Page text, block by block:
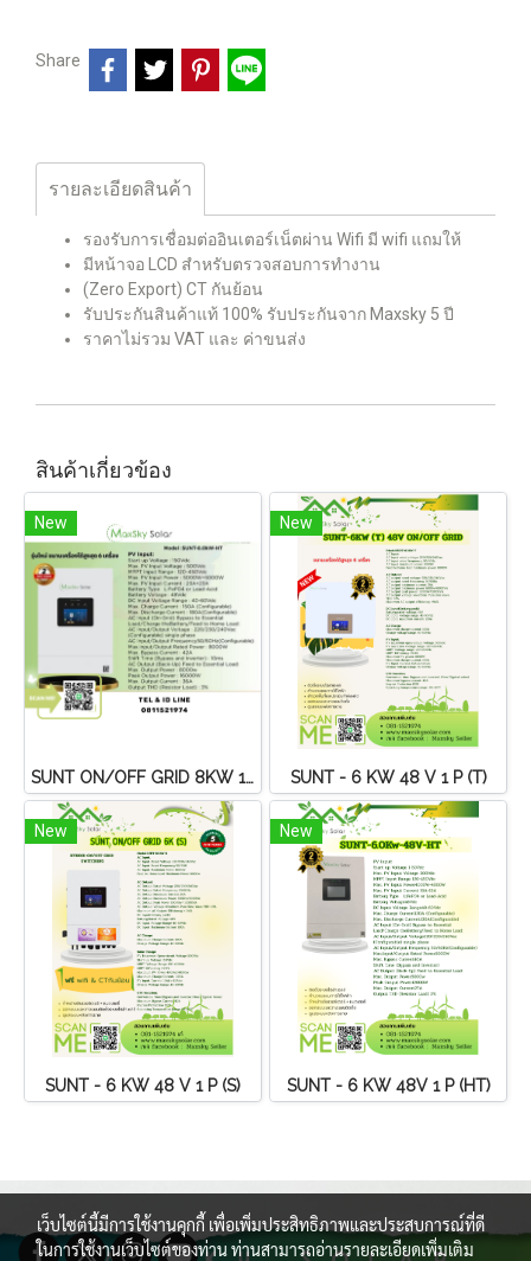
Share
รายละเอียดสินค้า
รองรับการเชื่อมต่ออินเตอร์เน็ตผ่าน Wifi มี wifi แถมให้
มีหน้าจอ LCD สำหรับตรวจสอบการทำงาน
(Zero Export) CT กันย้อน
รับประกันสินค้าแท้ 100% รับประกันจาก Maxsky 5 ปี
ราคาไม่รวม VAT และ ค่าขนส่ง
สินค้าเกี่ยวข้อง
New
SUNT ON/OFF GRID 8KW 1P HT
New
SUNT - 6 KW 48 V 1 P (T)
New
SUNT - 6 KW 48 V 1 P (S)
New
SUNT - 6 KW 48V 1 P (HT)
เว็บไซต์นี้มีการใช้งานคุกกี้ เพื่อเพิ่มประสิทธิภาพและประสบการณ์ที่ดี
ในการใช้งานเว็บไซต์ของท่าน ท่านสามารถอ่านรายละเอียดเพิ่มเติม